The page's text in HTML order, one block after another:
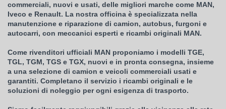
commerciali, nuovi e usati, delle migliori marche come MAN,
Iveco e Renault. La nostra officina è specializzata nella
manutenzione e riparazione di camion, autobus, furgoni e
autocarri, con meccanici esperti e ricambi originali MAN.
Come rivenditori ufficiali MAN proponiamo i modelli TGE,
TGL, TGM, TGS e TGX, nuovi e in pronta consegna, insieme
a una selezione di camion e veicoli commerciali usati e
garantiti. Completano il servizio i ricambi originali e le
soluzioni di noleggio per ogni esigenza di trasporto.